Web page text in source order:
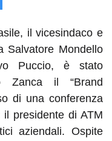
il vicesindaco e
Salvatore Mondello
Puccio, è stato
Zanca il “Brand
di una conferenza
presidente di ATM
aziendali. Ospite